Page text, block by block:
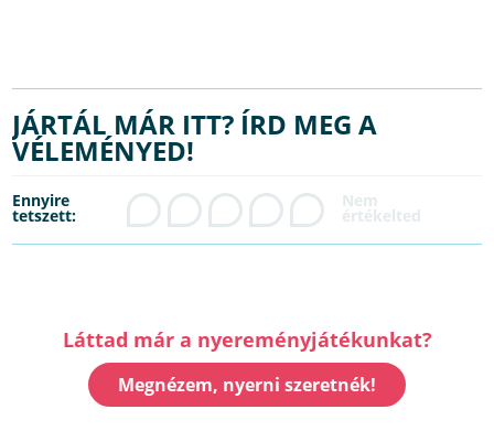
JÁRTÁL MÁR ITT? ÍRD MEG A
VÉLEMÉNYED!
Ennyire
tetszett:
Láttad már a nyereményjátékunkat?
Megnézem, nyerni szeretnék!